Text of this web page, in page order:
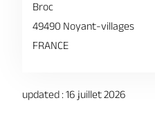
Broc
49490 Noyant-villages
FRANCE
updated : 16 juillet 2026